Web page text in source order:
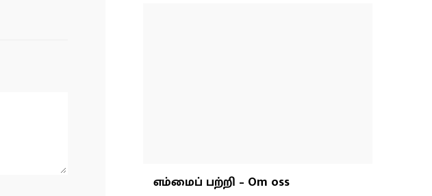
எம்மைப் பற்றி – Om oss